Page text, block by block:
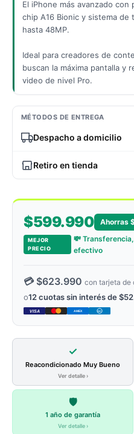
El iPhone más avanzado con
chip A16 Bionic y sistema de
hasta 48MP.
Ideal para creadores de
buscan la máxima pantalla y
video de nivel Pro.
MÉTODOS DE ENTREGA
Despacho a domicilio
Retiro en tienda
$599.990 Ahorras
MEJOR
PRECIO
💸
efectivo
💳 $623.990 con tarjeta de
o12 cuotas sin interés de
VISA AMEX DC
✓
Reacondicionado Muy Bueno
Ver detalle ›
🛡️
1 año de garantía
Ver detalle ›